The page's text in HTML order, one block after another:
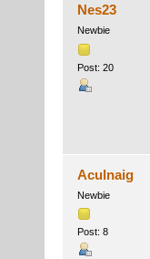
Nes23
Newbie
Post: 20
Aculnaig
Newbie
Post: 8